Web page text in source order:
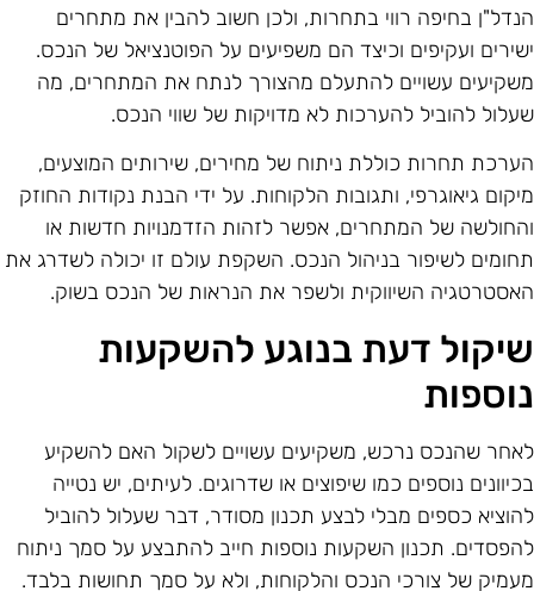
בחיפה רווי בתחרות, ולכן חשוב להבין את מתחרים
ועקיפים וכיצד הם משפיעים על הפוטנציאל של הנכס.
עשויים להתעלם מהצורך לנתח את המתחרים, מה
להוביל להערכות לא מדויקות של שווי הנכס.
תחרות כוללת ניתוח של מחירים, שירותים המוצעים,
גיאוגרפי, ותגובות הלקוחות. על ידי הבנת נקודות החוזק
של המתחרים, אפשר לזהות הזדמנויות חדשות או
לשיפור בניהול הנכס. השקפת עולם זו יכולה לשדרג את
השיווקית ולשפר את הנראות של הנכס בשוק.
דעת בנוגע להשקעות
שהנכס נרכש, משקיעים עשויים לשקול האם להשקיע
נוספים כמו שיפוצים או שדרוגים. לעיתים, יש נטייה
כספים מבלי לבצע תכנון מסודר, דבר שעלול להוביל
תכנון השקעות נוספות חייב להתבצע על סמך ניתוח
של צורכי הנכס והלקוחות, ולא על סמך תחושות בלבד.